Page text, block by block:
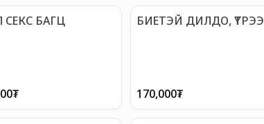
СЕКС БАГЦ
₮
БИЕТЭЙ ДИЛДО, ҮТРЭЭ
170,000₮